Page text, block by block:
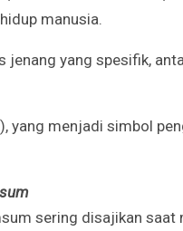
manusia.
yang spesifik,
yang menjadi simbol
sering disajikan saat